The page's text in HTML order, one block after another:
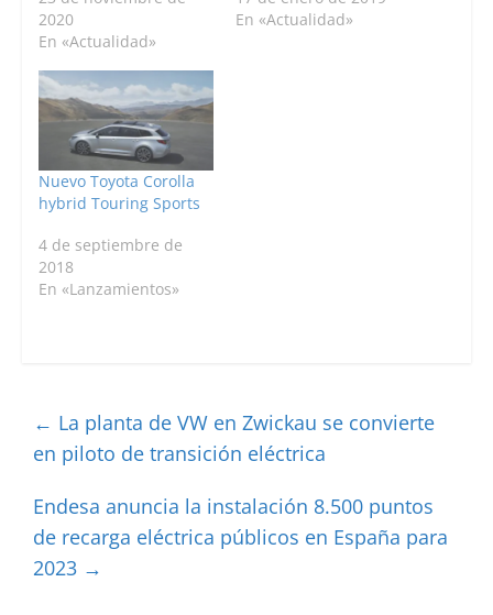
2020
En «Actualidad»
En «Actualidad»
Nuevo Toyota Corolla
hybrid Touring Sports
4 de septiembre de
2018
En «Lanzamientos»
← La planta de VW en Zwickau se convierte
en piloto de transición eléctrica
Endesa anuncia la instalación 8.500 puntos
de recarga eléctrica públicos en España para
2023 →